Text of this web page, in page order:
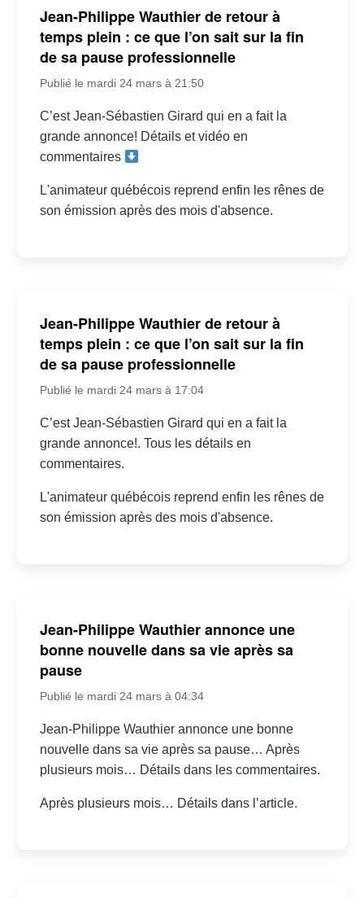
Jean-Philippe Wauthier de retour à
temps plein : ce que l’on sait sur la fin
de sa pause professionnelle
Publié le mardi 24 mars à 21:50
C’est Jean-Sébastien Girard qui en a fait la
grande annonce! Détails et vidéo en
commentaires
L'animateur québécois reprend enfin les rênes de
son émission après des mois d'absence.
Jean-Philippe Wauthier de retour à
temps plein : ce que l’on sait sur la fin
de sa pause professionnelle
Publié le mardi 24 mars à 17:04
C’est Jean-Sébastien Girard qui en a fait la
grande annonce!. Tous les détails en
commentaires.
L'animateur québécois reprend enfin les rênes de
son émission après des mois d'absence.
Jean-Philippe Wauthier annonce une
bonne nouvelle dans sa vie après sa
pause
Publié le mardi 24 mars à 04:34
Jean-Philippe Wauthier annonce une bonne
nouvelle dans sa vie après sa pause… Après
plusieurs mois… Détails dans les commentaires.
Après plusieurs mois… Détails dans l’article.